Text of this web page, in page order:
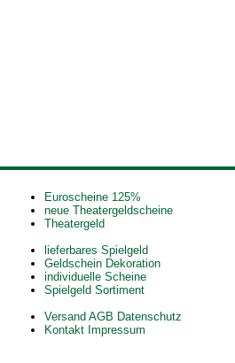
Euroscheine 125%
neue Theatergeldscheine
Theatergeld
lieferbares Spielgeld
Geldschein Dekoration
individuelle Scheine
Spielgeld Sortiment
Versand AGB Datenschutz
Kontakt Impressum